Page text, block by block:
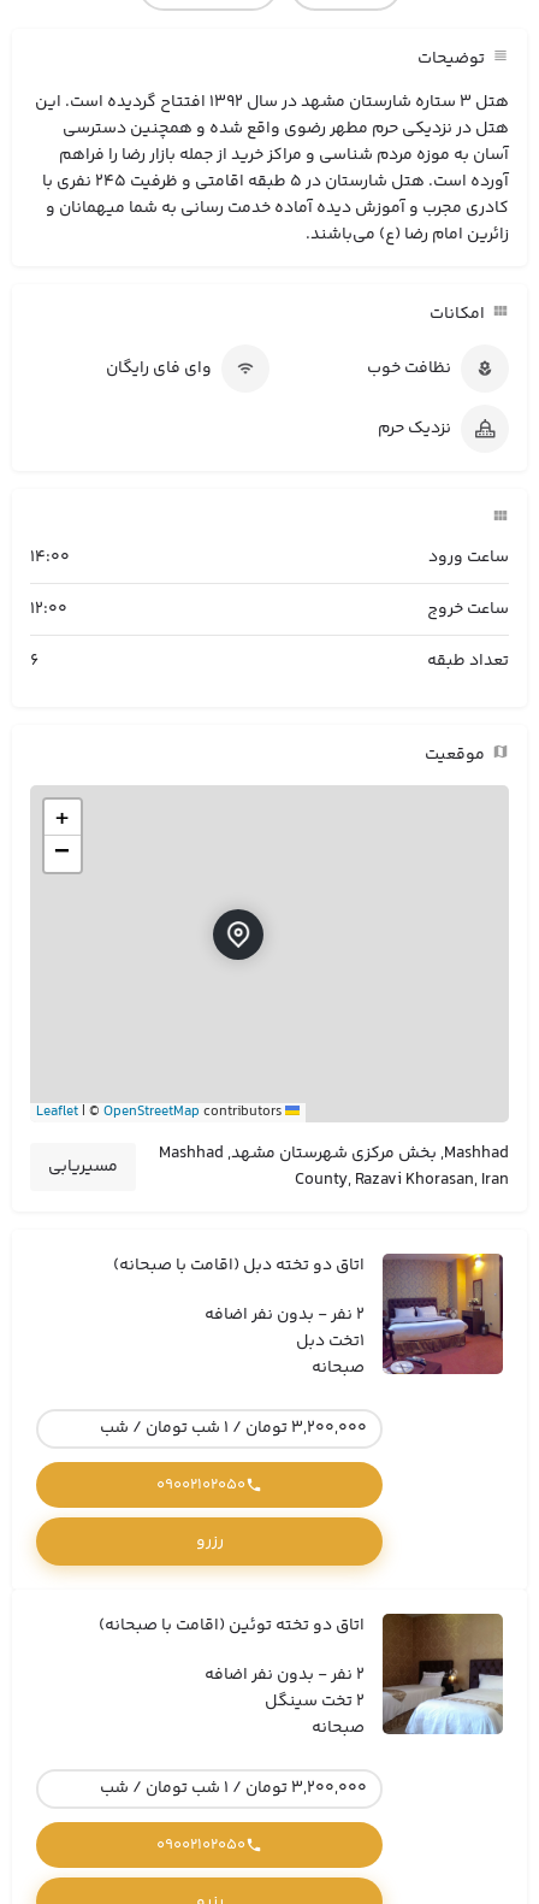
توضیحات
هتل 3 ستاره شارستان مشهد در سال 1392 افتتاح گردیده است. این
هتل در نزدیکی حرم مطهر رضوی واقع شده و همچنین دسترسی
آسان به موزه مردم شناسی و مراکز خرید از جمله بازار رضا را فراهم
آورده است. هتل شارستان در 5 طبقه اقامتی و ظرفیت 245 نفری با
کادری مجرب و آموزش دیده آماده خدمت رسانی به شما میهمانان و
زائرین امام رضا (ع) می‌باشند.
امکانات
نظافت خوب وای فای رایگان
نزدیک حرم
ساعت ورود
14:00
ساعت خروج
12:00
تعداد طبقه
6
موقعیت
+
−
| © OpenStreetMap contributors
Mashhad, بخش مرکزی شهرستان مشهد, Mashhad
County, Razavi Khorasan, Iran
مسیریابی
اتاق دو تخته دبل (اقامت با صبحانه)
2 نفر - بدون نفر اضافه
1تخت دبل
صبحانه
3,200,000 تومان / 1 شب تومان / شب
09002102050
رزرو
اتاق دو تخته توئین (اقامت با صبحانه)
2 نفر - بدون نفر اضافه
2 تخت سینگل
صبحانه
3,200,000 تومان / 1 شب تومان / شب
09002102050